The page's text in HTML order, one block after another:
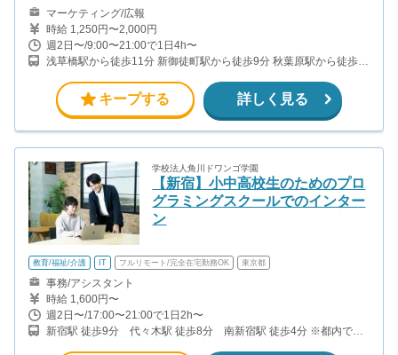
マーケティング/広報
時給 1,250円〜2,000円
週2日〜/9:00〜21:00で1日4h〜
浅草橋駅から徒歩11分 新御徒町駅から徒歩9分 秋葉原駅から徒歩
キープする 詳しく見る
学校法人角川ドワンゴ学園
【新宿】小中高校生のためのプロ
グラミングスクールでのインター
ン
教育/福祉/介護 IT フルリモート/完全在宅勤務OK 東京都
事務/アシスタント
時給 1,600円〜
週2日〜/17:00〜21:00で1日2h〜
新宿駅 徒歩9分 代々木駅 徒歩8分 南新宿駅 徒歩4分 ※都内で